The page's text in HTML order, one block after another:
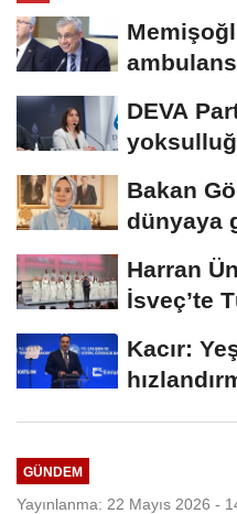
DEVA
Bakan
dünyaya
Harran
İsveç’te
Kacır:
GÜNDEM
Yayınlanma: 22 Mayıs 2026 -